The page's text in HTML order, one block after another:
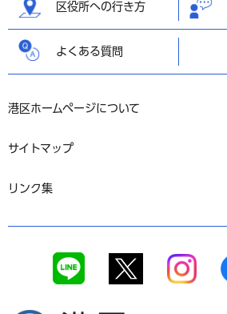
区役所への行き方
よくある質問
港区ホームページについて
サイトマップ
リンク集